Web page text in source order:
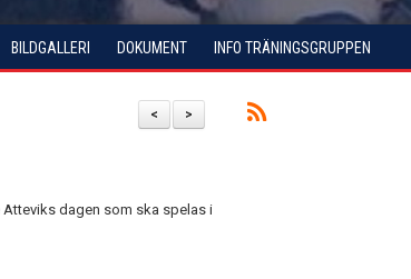
BILDGALLERI DOKUMENT INFO TRÄNINGSGRUPPEN
>
<
dagen som ska spelas i